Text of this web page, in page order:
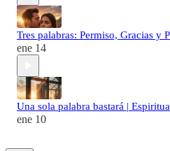
Tres palabras: Permiso, Gracias y
ene 14
Una sola palabra bastará |
ene 10